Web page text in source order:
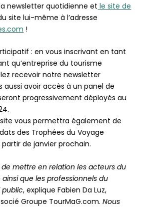
newsletter quotidienne et le site de
site lui-même à l’adresse
!
: en vous inscrivant en tant
qu’entreprise du tourisme
recevoir notre newsletter
aussi avoir accès à un panel de
progressivement déployés au
vous permettra également de
des Trophées du Voyage
de janvier prochain.
de mettre en relation les acteurs du
que les professionnels du
public, explique Fabien Da Luz,
Groupe TourMaG.com.Nous